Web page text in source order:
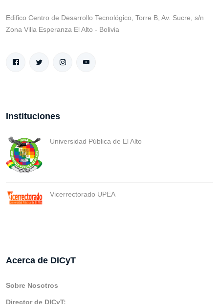
Edifico Centro de Desarrollo Tecnológico, Torre B, Av. Sucre, s/n
Zona Villa Esperanza El Alto - Bolivia
Instituciones
Universidad Pública de El Alto
Vicerrectorado UPEA
Acerca de DICyT
Sobre Nosotros
Director de DICyT: